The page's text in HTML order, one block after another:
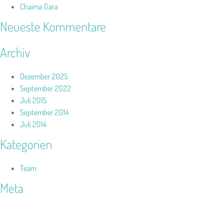
Chaima Gara
Neueste Kommentare
Archiv
Dezember 2025
September 2022
Juli 2015
September 2014
Juli 2014
Kategorien
Team
Meta